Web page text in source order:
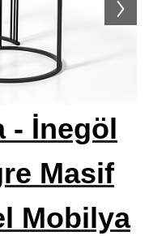
İmalatçıları
Firmaları
Mobilya İstanbul
Üreticileri
Üreticileri
- İnegöl
Masif
Mobilya